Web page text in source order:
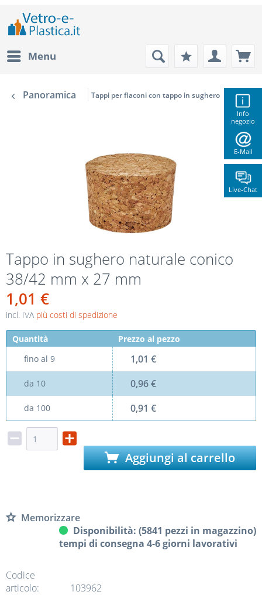
Info
negozio
E-Mail
Live-Chat
Menu
Panoramica Tappi per flaconi con tappo in sughero
Tappo in sughero naturale conico
38/42 mm x 27 mm
1,01 €
incl. IVA più costi di spedizione
Quantità
Prezzo al pezzo
fino al 9 1,01 €
da 10 0,96 €
da 100 0,91 €
Aggiungi al carrello
Memorizzare
Disponibilità: (5841 pezzi in magazzino)
tempi di consegna 4-6 giorni lavorativi
Codice
articolo:
103962